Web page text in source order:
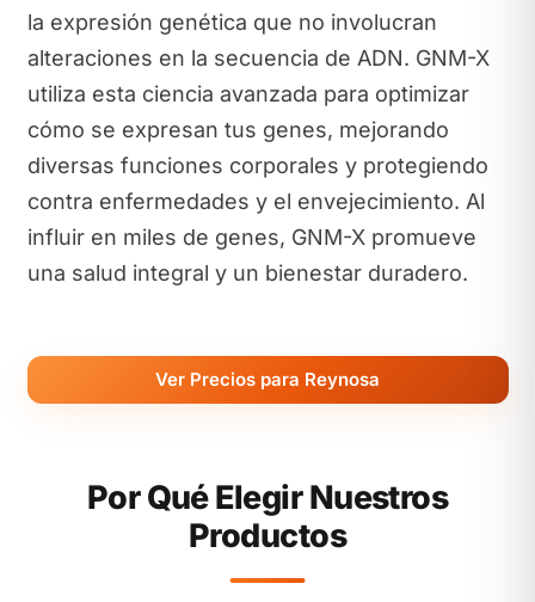
la expresión genética que no involucran
alteraciones en la secuencia de ADN. GNM-X
utiliza esta ciencia avanzada para optimizar
cómo se expresan tus genes, mejorando
diversas funciones corporales y protegiendo
contra enfermedades y el envejecimiento. Al
influir en miles de genes, GNM-X promueve
una salud integral y un bienestar duradero.
Ver Precios para Reynosa
Por Qué Elegir Nuestros
Productos